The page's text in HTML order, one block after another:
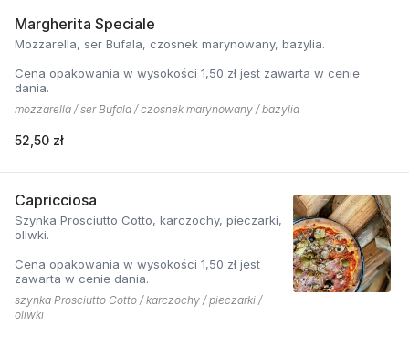
Margherita Speciale
Mozzarella, ser Bufala, czosnek marynowany, bazylia.
Cena opakowania w wysokości 1,50 zł jest zawarta w cenie
dania.
mozzarella / ser Bufala / czosnek marynowany / bazylia
52,50 zł
Capricciosa
Szynka Prosciutto Cotto, karczochy, pieczarki,
oliwki.
Cena opakowania w wysokości 1,50 zł jest
zawarta w cenie dania.
szynka Prosciutto Cotto / karczochy / pieczarki /
oliwki